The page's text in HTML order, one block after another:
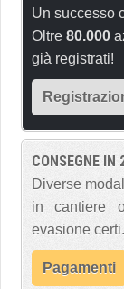
Un successo
Oltre 80.000
già registrati!
CONSEGNE IN
Diverse
in cantiere
evasione certi.
Pagamenti